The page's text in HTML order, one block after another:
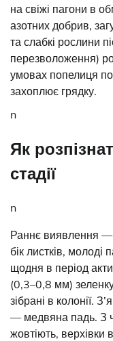
на свіжі пагони в
азотних добрив,
та слабкі рослини
перезволоження)
умовах попелиця
захоплює грядку.
n
Як
стадії
n
Раннє виявлення —
бік листків, молоді
щодня в період
(0,3–0,8 мм)
зібрані в колонії.
— медвяна падь. З
жовтіють, верхівки